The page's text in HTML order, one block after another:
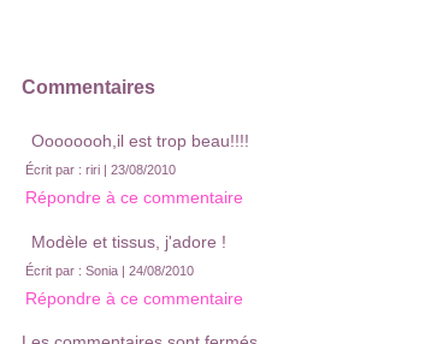
Commentaires
Oooooooh,il est trop beau!!!!
Écrit par : riri | 23/08/2010
Répondre à ce commentaire
Modèle et tissus, j'adore !
Écrit par : Sonia | 24/08/2010
Répondre à ce commentaire